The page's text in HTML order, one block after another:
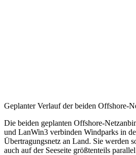
Geplanter Verlauf der beiden Offshore-
Die beiden geplanten Offshore-
und LanWin3 verbinden Windparks in
Übertragungsnetz an Land. Sie werden
auch auf der Seeseite größtenteils